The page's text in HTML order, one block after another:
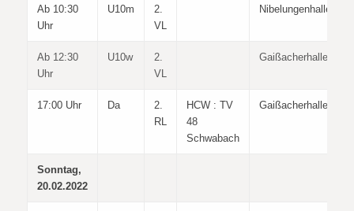
Ab 10:30
Uhr
U10m
2.
VL
Nibelungenhalle
Ab 12:30
Uhr
U10w
2.
VL
Gaißacherhalle
17:00 Uhr Da
2.
RL
HCW : TV
48
Schwabach
Gaißacherhalle
Sonntag,
20.02.2022